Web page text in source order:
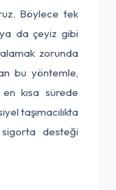
Böylece tek
da çeyiz gibi
zorunda
bu yöntemle,
en kısa sürede
taşımacılıkta
desteği